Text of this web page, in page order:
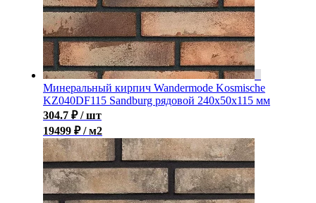
Минеральный кирпич Wandermode Kosmische
KZ040DF115 Sandburg рядовой 240x50x115 мм
304.7 ₽ / шт
19499 ₽ / м2